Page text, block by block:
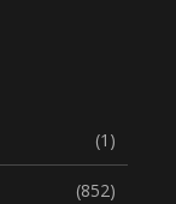
(1)
(852)